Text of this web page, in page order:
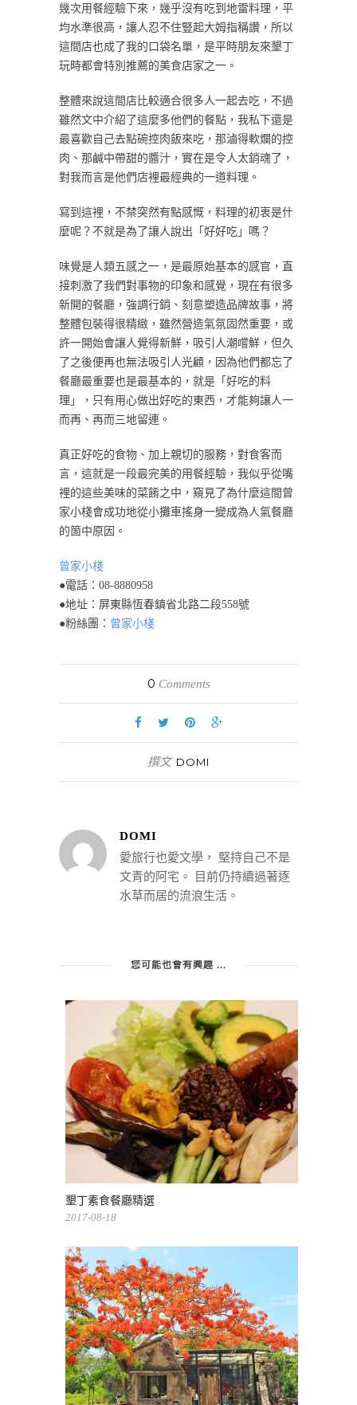
幾次用餐經驗下來，幾乎沒有吃到地雷料理，平
均水準很高，讓人忍不住豎起大姆指稱讚，所以
這間店也成了我的口袋名單，是平時朋友來墾丁
玩時都會特別推薦的美食店家之一。
整體來說這間店比較適合很多人一起去吃，不過
雖然文中介紹了這麼多他們的餐點，我私下還是
最喜歡自己去點碗控肉飯來吃，那滷得軟爛的控
肉、那鹹中帶甜的醬汁，實在是令人太銷魂了，
對我而言是他們店裡最經典的一道料理。
寫到這裡，不禁突然有點感慨，料理的初衷是什
麼呢？不就是為了讓人說出「好好吃」嗎？
味覺是人類五感之一，是最原始基本的感官，直
接刺激了我們對事物的印象和感覺，現在有很多
新開的餐廳，強調行銷、刻意塑造品牌故事，將
整體包裝得很精緻，雖然營造氣氛固然重要，或
許一開始會讓人覺得新鮮，吸引人潮嚐鮮，但久
了之後便再也無法吸引人光顧，因為他們都忘了
餐廳最重要也是最基本的，就是「好吃的料
理」，只有用心做出好吃的東西，才能夠讓人一
而再、再而三地留連。
真正好吃的食物、加上親切的服務，對食客而
言，這就是一段最完美的用餐經驗，我似乎從嘴
裡的這些美味的菜餚之中，窺見了為什麼這間曾
家小棧會成功地從小攤車搖身一變成為人氣餐廳
的箇中原因。
曾家小棧
●電話：08-8880958
●地址：屏東縣恆春鎮省北路二段558號
●粉絲團： 曾家小棧
0 Comments
撰文 DOMI
DOMI
愛旅行也愛文學， 堅持自己不是
文青的阿宅。 目前仍持續過著逐
水草而居的流浪生活。
您可能也會有興趣 ...
墾丁素食餐廳精選
2017-08-18